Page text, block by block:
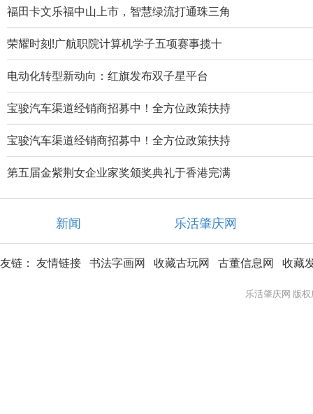
福田卡文乐福中山上市，智慧绿流打通珠三角
荣耀时刻!广航职院计算机学子五项赛事揽十
电动化转型新动向：红旗发布双子星平台
宝骏汽车渠道经销商招募中！全方位政策扶持
宝骏汽车渠道经销商招募中！全方位政策扶持
第五届金紫荆女企业家奖颁奖典礼于香港完满
新闻 乐活肇庆网
友链： 友情链接 书法字画网 收藏古玩网 古董信息网 收藏
乐活肇庆网 版